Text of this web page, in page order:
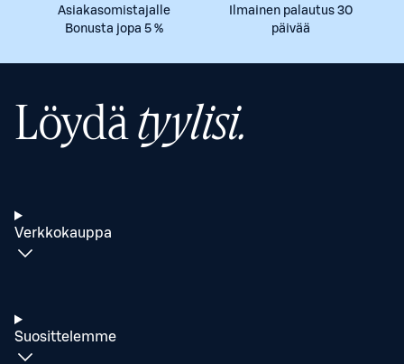
Asiakasomistajalle
Bonusta jopa 5 %
Ilmainen palautus 30
päivää
Löydätyylisi.
Verkkokauppa
Suosittelemme